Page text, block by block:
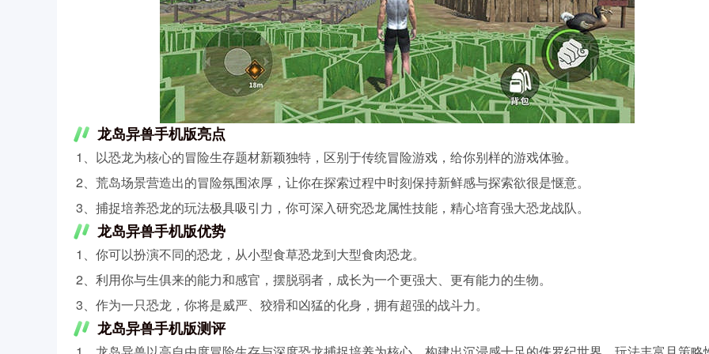
龙岛异兽手机版亮点
1、以恐龙为核心的冒险生存题材新颖独特，区别于传统冒险游戏，给你别样的游戏体验。
2、荒岛场景营造出的冒险氛围浓厚，让你在探索过程中时刻保持新鲜感与探索欲很是惬意。
3、捕捉培养恐龙的玩法极具吸引力，你可深入研究恐龙属性技能，精心培育强大恐龙战队。
龙岛异兽手机版优势
1、你可以扮演不同的恐龙，从小型食草恐龙到大型食肉恐龙。
2、利用你与生俱来的能力和感官，摆脱弱者，成长为一个更强大、更有能力的生物。
3、作为一只恐龙，你将是威严、狡猾和凶猛的化身，拥有超强的战斗力。
龙岛异兽手机版测评